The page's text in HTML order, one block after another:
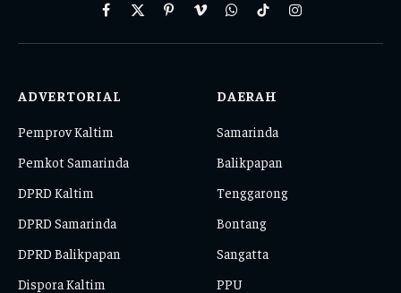
Facebook
X
PinterestVimeoWhatsAppTikTokInstagram
ADVERTORIAL
Pemprov Kaltim
Pemkot Samarinda
DPRD Kaltim
DPRD Samarinda
DPRD Balikpapan
Dispora Kaltim
DAERAH
Samarinda
Balikpapan
Tenggarong
Bontang
Sangatta
PPU